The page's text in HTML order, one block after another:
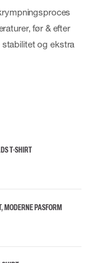
før & efter
og ekstra
T-SHIRT
PASFORM